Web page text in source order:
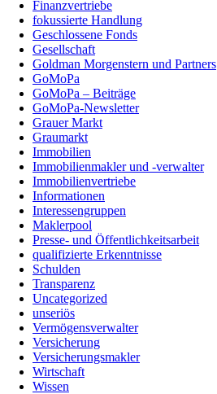
Finanzvertriebe
fokussierte Handlung
Geschlossene Fonds
Gesellschaft
Goldman Morgenstern und Partners
GoMoPa
GoMoPa – Beiträge
GoMoPa-Newsletter
Grauer Markt
Graumarkt
Immobilien
Immobilienmakler und -verwalter
Immobilienvertriebe
Informationen
Interessengruppen
Maklerpool
Presse- und Öffentlichkeitsarbeit
qualifizierte Erkenntnisse
Schulden
Transparenz
Uncategorized
unseriös
Vermögensverwalter
Versicherung
Versicherungsmakler
Wirtschaft
Wissen